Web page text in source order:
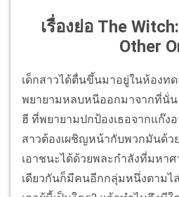
เรื่องย่อ The
Other
เด็กสาวได้ตื่นขึ้นมาอยู่ในห้องท
พยายามหลบหนีออกมาจากที่นั่
ฮี ที่พยายามปกป้องเธอจากแก๊ง
สาวต้องเผชิญหน้ากับพวกมันด้ว
เอาชนะได้ด้วยพละกำลังที่มหา
เดียวกันก็มีคนอีกกลุ่มหนึ่งตามไ